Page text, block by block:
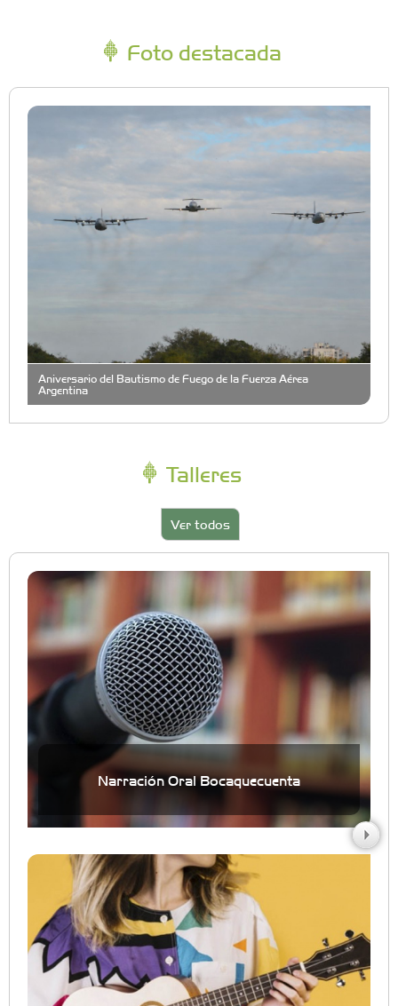
Foto destacada
Aniversario del Bautismo de Fuego de la Fuerza Aérea
Argentina
Talleres
Ver todos
Narración Oral Bocaquecuenta